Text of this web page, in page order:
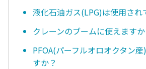
液化石油ガス(LPG)は使用され
クレーンのブームに使えますか
PFOA(パーフルオロオクタン
すか？